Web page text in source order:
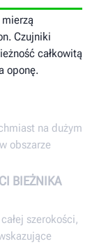
Czujniki
całkowitą
oponę.
na dużym
obszarze
BIEŻNIKA
szerokości,